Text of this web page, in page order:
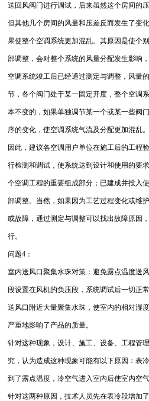
送回风阀门进行调试，后来虽然这个房间的
但其他几个房间的风量和压差反而发生了变
果使整个空调系统更加混乱。其原因是使个
部调整，会对整个系统的风量分配发生影响
空调系统竣工后已经通过测定与调整，风量
节，各个阀门处于某一固定开度，整个空调
本不变的，如果单独调节某一个或某一些阀
序的变化，使空调系统气流及分配更加混乱。
因此，建议各空调用户单位在施工后的工程
行检测和调试，使系统达到设计和使用的要
个空调工程的重要组成部分；已建成并投入
部调整。当然，如果因为工艺过程变化或维
或故障，通过测定与调整可以找出故障原因
行。
问题4：
室内送风口聚集水珠对策：避免露点温度送
段设置在风机的负压段，系统调试后一切正
送风口附近大量聚集水珠，使室内的相对湿
严重地影响了产品的质量。
针对这种现象，设计、施工、设备、工程管
究，认为造成这种现象可能有以下原因：表
到了露点温度，冷空气进入室内后使室内空
针对这两种原因，技术人员先在表冷段增加